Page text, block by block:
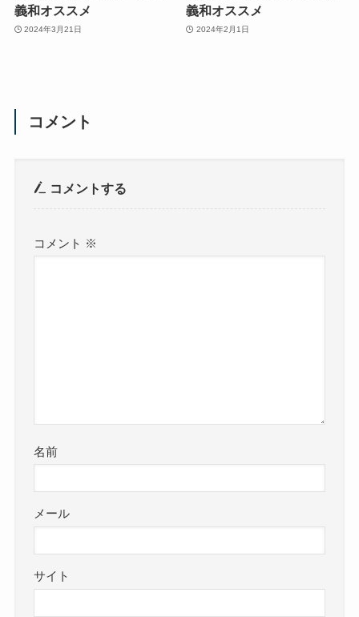
義和オススメ
2024年3月21日
義和オススメ
2024年2月1日
コメント
コメントする
コメント ※
名前
メール
サイト